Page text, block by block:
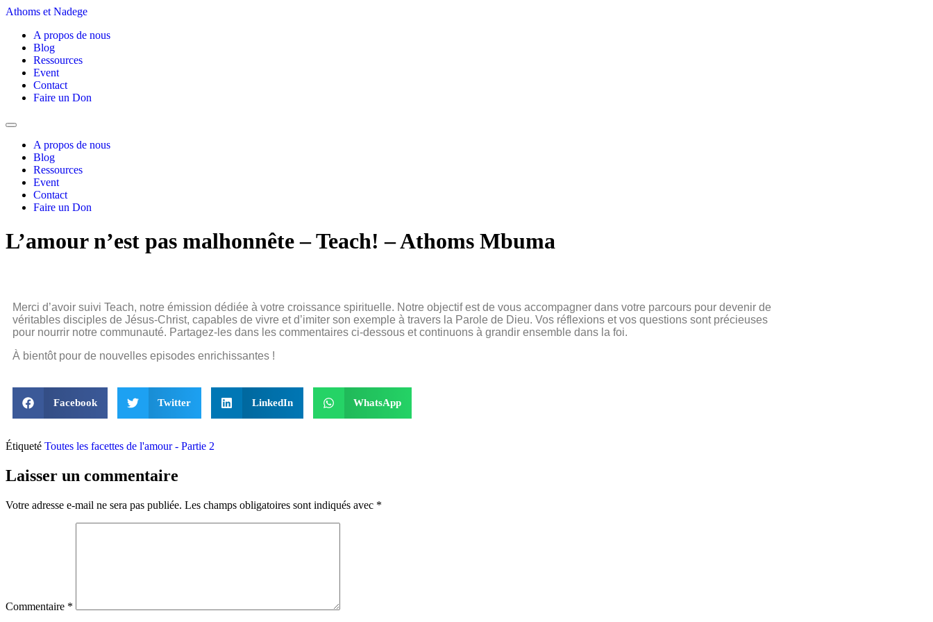
Athoms et Nadege
A propos de nous
Blog
Ressources
Event
Contact
Faire un Don
A propos de nous
Blog
Ressources
Event
Contact
Faire un Don
L’amour n’est pas malhonnête – Teach! – Athoms Mbuma
Merci d’avoir suivi Teach, notre émission dédiée à votre croissance spirituelle. Notre objectif est de vous accompagner dans votre parcours pour devenir de
véritables disciples de Jésus-Christ, capables de vivre et d’imiter son exemple à travers la Parole de Dieu. Vos réflexions et vos questions sont précieuses
pour nourrir notre communauté. Partagez-les dans les commentaires ci-dessous et continuons à grandir ensemble dans la foi.
À bientôt pour de nouvelles episodes enrichissantes !
Facebook Twitter LinkedIn WhatsApp
Étiqueté Toutes les facettes de l'amour - Partie 2
Laisser un commentaire
Votre adresse e-mail ne sera pas publiée. Les champs obligatoires sont indiqués avec *
Commentaire *